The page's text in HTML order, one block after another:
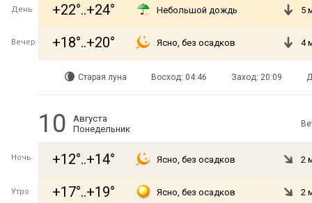
День +22°..+24° Небольшой дождь 5
Вечер +18°..+20° Ясно, без осадков 4
Старая луна Восход: 04:46 Заход: 20:09
10
Августа
Понедельник
Ночь +12°..+14° Ясно, без осадков 2
Утро +17°..+19° Ясно, без осадков 2